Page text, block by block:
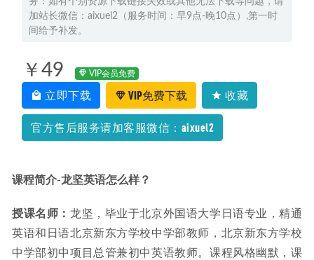
加站长微信：aixuel2（服务时间：早9点-晚10点）,第一时
间给予补发。
￥49 VIP会员免费
立即下载 VIP免费下载 收藏
官方售后服务请加客服微信：aixuel2
课程简介-龙坚英语怎么样？
授课名师： 龙坚，毕业于北京外国语大学日语专业，精通
英语和日语北京新东方学校中学部教师，北京新东方学校
中学部初中项目总管兼初中英语教师。课程风格幽默，课
2024高二化学下学期寒春班网课教程 2024-07-05
【2021-春】大班语文春季培训班（阅读A+在线-姜明
学魁榜初中语文教学课程中考语文教学视频,10.95G百度网盘
资源打包下载 2021-09-02
中国古代书画鉴定笔记百度网盘资源打包下载